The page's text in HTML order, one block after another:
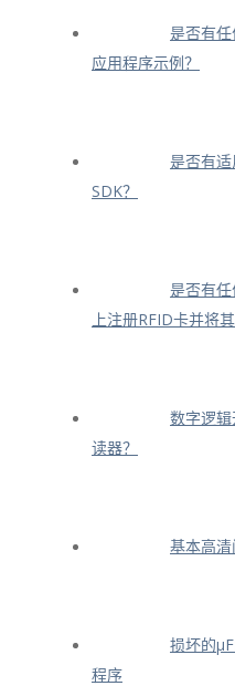
是否有
应用程序示例？
是否有
SDK？
是否有
上注册RFID卡并将
数字逻
读器？
基本高
损坏的
程序